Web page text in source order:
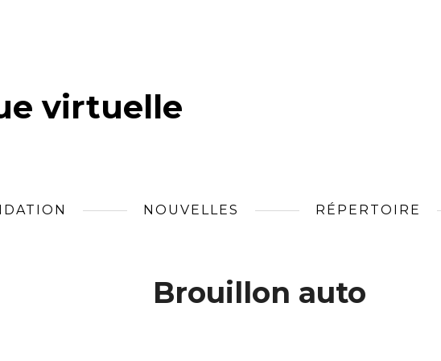
virtuelle
NOUVELLES RÉPERTOIRE
Brouillon auto